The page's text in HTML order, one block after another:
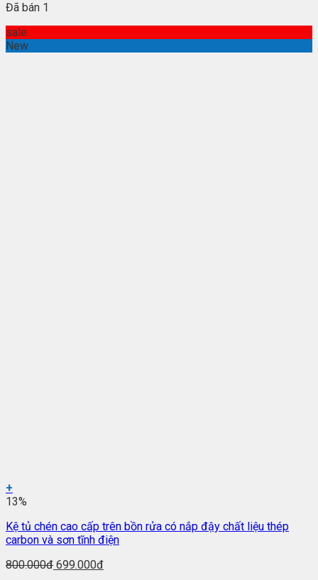
Đã bán 1
sale
New
+
13%
Kệ tủ chén cao cấp trên bồn rửa có nắp đậy chất liệu thép
carbon và sơn tĩnh điện
800.000đ 699.000đ